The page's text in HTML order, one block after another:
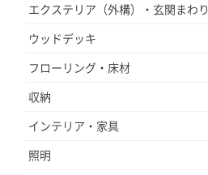
エクステリア（外構）・玄関まわり
ウッドデッキ
フローリング・床材
収納
インテリア・家具
照明